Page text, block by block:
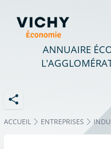
ANNUAIRE
ACCUEIL ENTREPRISES